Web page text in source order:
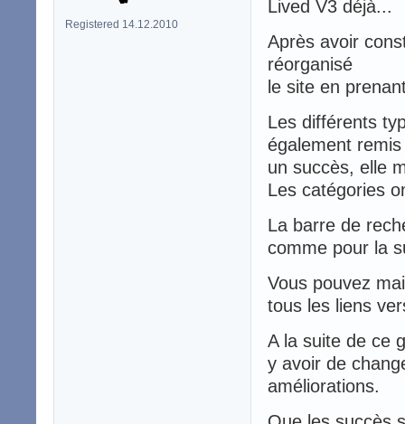
Registered 14.12.2010
Lived V3 déjà...
Après avoir
réorganisé
le site en
Les différents
également
un succès, elle
Les catégories
La barre de
comme pour la
Vous pouvez
tous les liens
A la suite de ce
y avoir de
améliorations.